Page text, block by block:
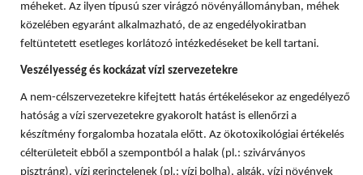
méheket. Az ilyen típusú szer virágzó növényállományban, méhek
közelében egyaránt alkalmazható, de az engedélyokiratban
feltüntetett esetleges korlátozó intézkedéseket be kell tartani.
Veszélyesség és kockázat vízi szervezetekre
A nem-célszervezetekre kifejtett hatás értékelésekor az engedélyező
hatóság a vízi szervezetekre gyakorolt hatást is ellenőrzi a
készítmény forgalomba hozatala előtt. Az ökotoxikológiai értékelés
célterületeit ebből a szempontból a halak (pl.: szivárványos
pisztráng), vízi gerinctelenek (pl.: vízi bolha), algák, vízi növények